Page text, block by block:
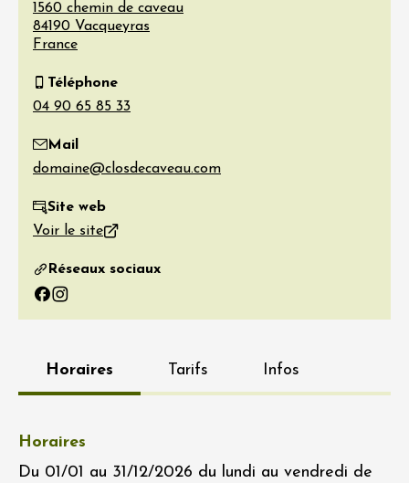
1560 chemin de caveau
84190 Vacqueyras
France
Téléphone
Mail
Site web
Voir le site
Réseaux sociaux
Facebook
Instagram
Horaires Tarifs Infos
Horaires
Du 01/01 au 31/12/2026 du lundi au vendredi de